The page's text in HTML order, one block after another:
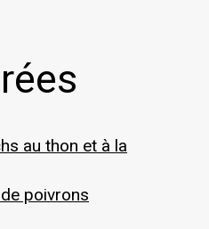
au thon et à la
poivrons